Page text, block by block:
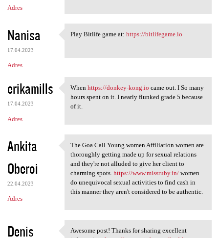
Adres
Nanisa
17.04.2023
Adres
Play Bitlife game at: https:/
Play Bitlife game at: https://bitlifegame.io
erikamills
17.04.2023
Adres
When https://donkey-kong.io
When https://donkey-kong.io came out. I So many
hours spent on it. I nearly flunked grade 5 because
of it.
Ankita
Oberoi
22.04.2023
Adres
The Goa Call Young women
The Goa Call Young women Affiliation women are
thoroughly getting made up for sexual relations
and they're not alluded to give her client to
charming spots. https://www.missruby.in/women
do unequivocal sexual activities to find cash in
this manner they aren't considered to be authentic.
Denis
Awesome post! Thanks for sharing excellent